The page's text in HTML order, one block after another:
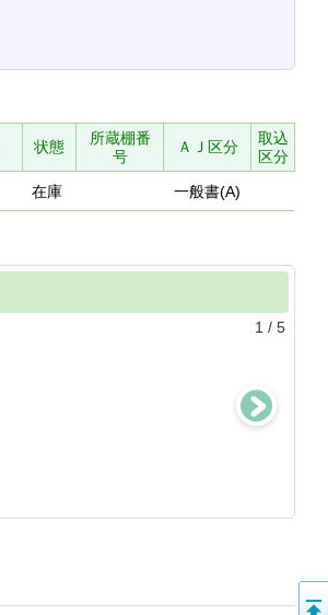
状態
所蔵棚番
号
ＡＪ区分
取込
区分
在庫 一般書(A)
1 / 5